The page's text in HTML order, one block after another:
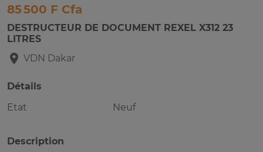
85 500 F Cfa
DESTRUCTEUR DE DOCUMENT REXEL X312 23
LITRES
VDN Dakar
Détails
Etat
Neuf
Description